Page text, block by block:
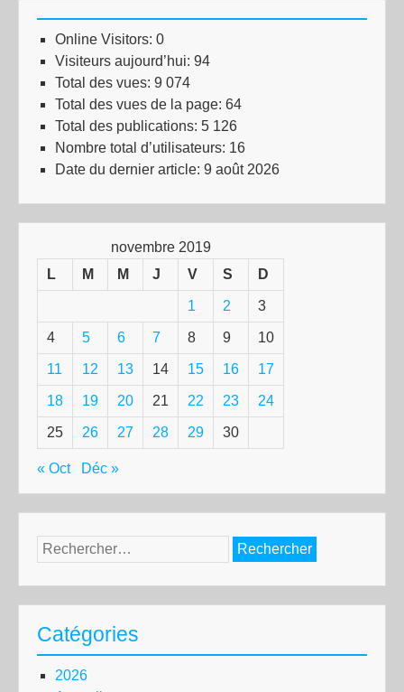
Online Visitors: 0
Visiteurs aujourd’hui: 94
Total des vues: 9 074
Total des vues de la page: 64
Total des publications: 5 126
Nombre total d’utilisateurs: 16
Date du dernier article: 9 août 2026
novembre 2019
L
M M J V S D
1 2 3
4 5 6 7 8 9 10
11 12 13 14 15 16 17
18 19 20 21 22 23 24
25 26 27 28 29 30
« Oct Déc »
Rechercher :
Catégories
2026